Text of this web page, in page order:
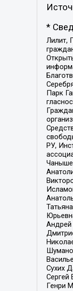
*
Лилит,
Парк
РУ,
Андрей
Сухих
Сергей
Генри